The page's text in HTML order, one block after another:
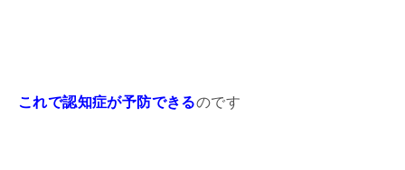
これで認知症が予防できるのです